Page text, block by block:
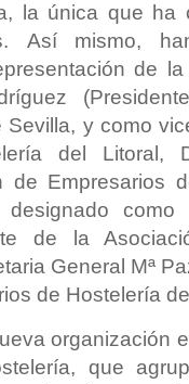
la única que ha
Así mismo,
de
y como
del Litoral,
de Empresarios
de la
General Mª
de Hostelería
organización
que